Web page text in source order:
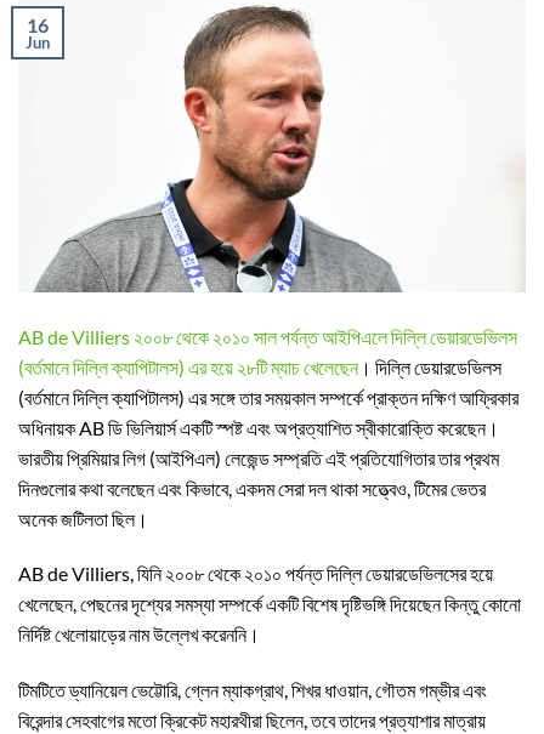
16
Jun
AB de Villiers ২০০৮ থেকে ২০১০ সাল পর্যন্ত আইপিএলে দিল্লি ডেয়ারডেভিলস
(বর্তমানে দিল্লি ক্যাপিটালস) এর হয়ে ২৮টি ম্যাচ খেলেছেন। দিল্লি ডেয়ারডেভিলস
(বর্তমানে দিল্লি ক্যাপিটালস) এর সঙ্গে তার সময়কাল সম্পর্কে প্রাক্তন দক্ষিণ আফ্রিকার
অধিনায়ক AB ডি ভিলিয়ার্স একটি স্পষ্ট এবং অপ্রত্যাশিত স্বীকারোক্তি করেছেন।
ভারতীয় প্রিমিয়ার লিগ (আইপিএল) লেজেন্ড সম্প্রতি এই প্রতিযোগিতার তার প্রথম
দিনগুলোর কথা বলেছেন এবং কিভাবে, একদম সেরা দল থাকা সত্ত্বেও, টিমের ভেতর
অনেক জটিলতা ছিল।
AB de Villiers, যিনি ২০০৮ থেকে ২০১০ পর্যন্ত দিল্লি ডেয়ারডেভিলসের হয়ে
খেলেছেন, পেছনের দৃশ্যের সমস্যা সম্পর্কে একটি বিশেষ দৃষ্টিভঙ্গি দিয়েছেন কিন্তু কোনো
নির্দিষ্ট খেলোয়াড়ের নাম উল্লেখ করেননি।
টিমটিতে ড্যানিয়েল ভেট্টোরি, গ্লেন ম্যাকগ্রাথ, শিখর ধাওয়ান, গৌতম গম্ভীর এবং
বিরেন্দার সেহবাগের মতো ক্রিকেট মহারথীরা ছিলেন, তবে তাদের প্রত্যাশার মাত্রায়